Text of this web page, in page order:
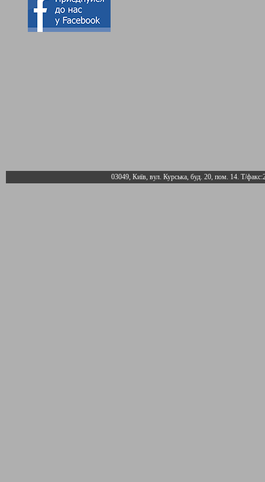
03049, Київ, вул. Курська, буд. 20, пом. 14. Т/